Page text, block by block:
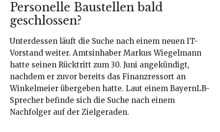
Personelle Baustellen bald
geschlossen?
Unterdessen läuft die Suche nach einem neuen IT-
Vorstand weiter. Amtsinhaber Markus Wiegelmann
hatte seinen Rücktritt zum 30. Juni angekündigt,
nachdem er zuvor bereits das Finanzressort an
Winkelmeier übergeben hatte. Laut einem BayernLB-
Sprecher befinde sich die Suche nach einem
Nachfolger auf der Zielgeraden.